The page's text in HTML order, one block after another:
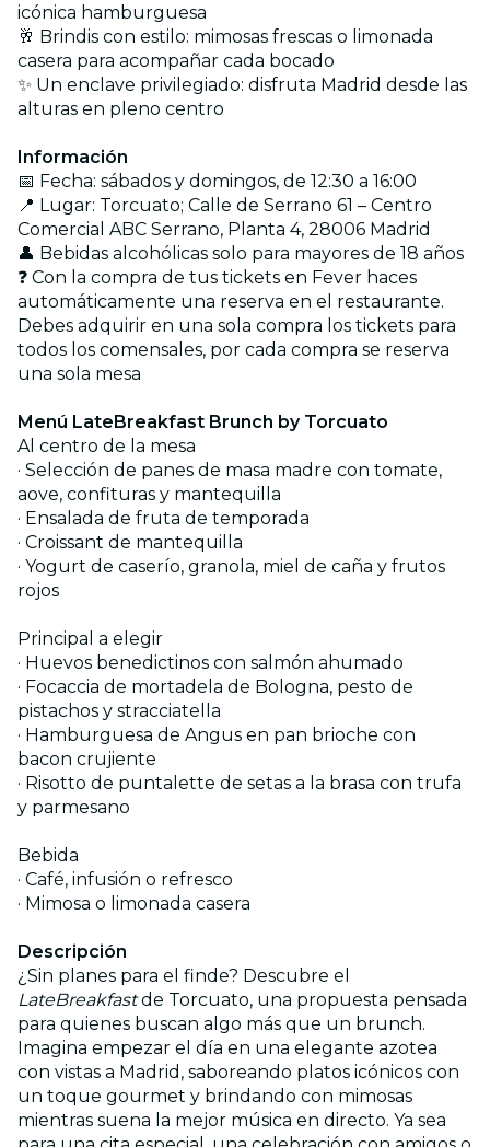
icónica hamburguesa
🥂 Brindis con estilo: mimosas frescas o limonada
casera para acompañar cada bocado
✨ Un enclave privilegiado: disfruta Madrid desde las
alturas en pleno centro
Información
📅 Fecha: sábados y domingos, de 12:30 a 16:00
📍 Lugar: Torcuato; Calle de Serrano 61 – Centro
Comercial ABC Serrano, Planta 4, 28006 Madrid
👤 Bebidas alcohólicas solo para mayores de 18 años
❓ Con la compra de tus tickets en Fever haces
automáticamente una reserva en el restaurante.
Debes adquirir en una sola compra los tickets para
todos los comensales, por cada compra se reserva
una sola mesa
Menú LateBreakfast Brunch by Torcuato
Al centro de la mesa
· Selección de panes de masa madre con tomate,
aove, confituras y mantequilla
· Ensalada de fruta de temporada
· Croissant de mantequilla
· Yogurt de caserío, granola, miel de caña y frutos
rojos
Principal a elegir
· Huevos benedictinos con salmón ahumado
· Focaccia de mortadela de Bologna, pesto de
pistachos y stracciatella
· Hamburguesa de Angus en pan brioche con
bacon crujiente
· Risotto de puntalette de setas a la brasa con trufa
y parmesano
Bebida
· Café, infusión o refresco
· Mimosa o limonada casera
Descripción
¿Sin planes para el finde? Descubre el
LateBreakfastde Torcuato, una propuesta pensada
para quienes buscan algo más que un brunch.
Imagina empezar el día en una elegante azotea
con vistas a Madrid, saboreando platos icónicos con
un toque gourmet y brindando con mimosas
mientras suena la mejor música en directo. Ya sea